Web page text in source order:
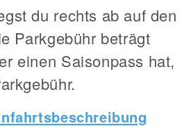
du rechts ab auf den
Parkgebühr beträgt
einen Saisonpass hat,